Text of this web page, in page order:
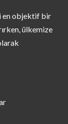
en objektif bir
ülkemize